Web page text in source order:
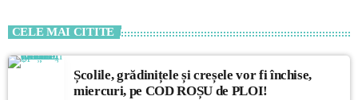
CELE MAI CITITE
Școlile, grădinițele și creșele vor fi închise,
miercuri, pe COD ROȘU de PLOI!